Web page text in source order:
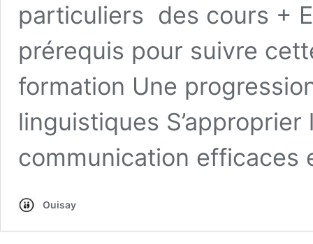
particuliers des cours +
prérequis pour suivre
formation Une
linguistiques
communication
Ouisay